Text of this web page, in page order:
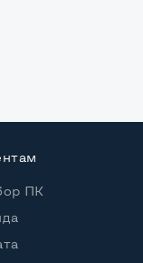
Да
ПК